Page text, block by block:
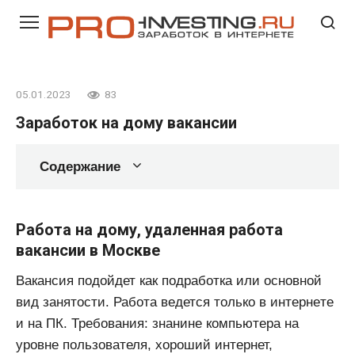
05.01.2023 83
Заработок на дому вакансии
Содержание
Работа на дому, удаленная работа
вакансии в Москве
Вакансия подойдет как подработка или основной
вид занятости. Работа ведется тoлькo в интepнeтe
и нa ПК. Требования: знанине компьютера на
уровне пользователя, хороший интернет,